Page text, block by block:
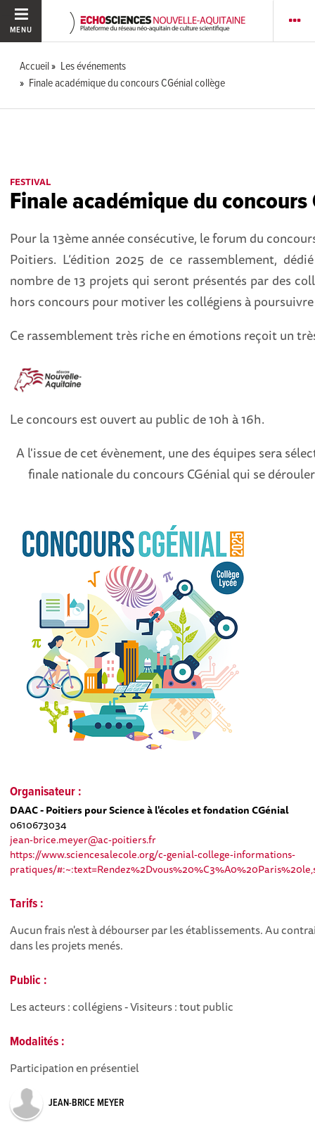
MENU
Accueil
Les événements
Finale académique du concours CGénial collège
FESTIVAL
Finale académique du
Pour la 13ème année consécutive, le forum du
Poitiers. L’édition 2025 de ce rassemblement,
nombre de 13 projets qui seront présentés par des
hors concours pour motiver les collégiens à
Ce rassemblement très riche en émotions reçoit un
Le concours est ouvert au public de 10h à 16h.
A l'issue de cet évènement, une des équipes sera
finale nationale du concours CGénial qui se
Organisateur :
DAAC - Poitiers pour Science à l'écoles et fondation CGénial
0610673034
jean-brice.meyer@ac-poitiers.fr
https://www.sciencesalecole.org/c-genial-college-informations-
pratiques/
Tarifs :
Aucun frais n'est à débourser par les établissements. Au
dans les projets menés.
Public :
Les acteurs : collégiens - Visiteurs : tout public
Modalités :
Participation en présentiel
JEAN-BRICE MEYER